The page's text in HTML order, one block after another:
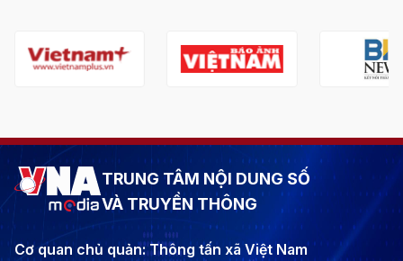
TRUNG TÂM NỘI DUNG SỐ
VÀ TRUYỀN THÔNG
Cơ quan chủ quản: Thông tấn xã Việt Nam